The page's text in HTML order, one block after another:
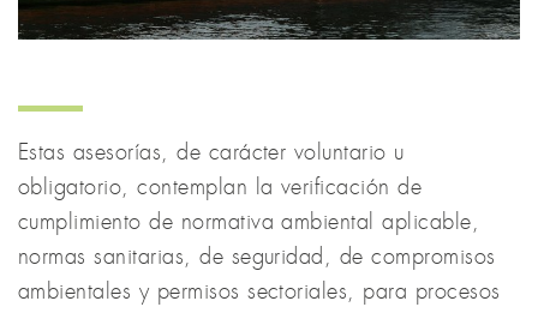
Estas asesorías, de carácter voluntario u
obligatorio, contemplan la verificación de
cumplimiento de normativa ambiental aplicable,
normas sanitarias, de seguridad, de compromisos
ambientales y permisos sectoriales, para procesos